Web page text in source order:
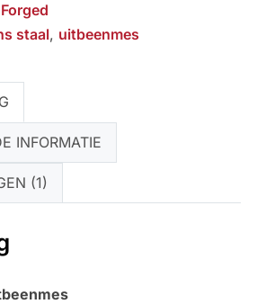
staal, uitbeenmes
INFORMATIE
(1)